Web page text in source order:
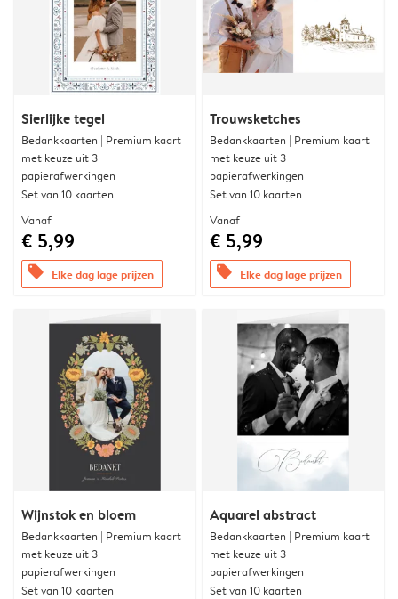
Sierlijke tegel
Bedankkaarten | Premium kaart
met keuze uit 3
papierafwerkingen
Set van 10 kaarten
Vanaf
€ 5,99
offers Elke dag lage prijzen
Trouwsketches
Bedankkaarten | Premium kaart
met keuze uit 3
papierafwerkingen
Set van 10 kaarten
Vanaf
€ 5,99
offers Elke dag lage prijzen
Wijnstok en bloem
Bedankkaarten | Premium kaart
met keuze uit 3
papierafwerkingen
Set van 10 kaarten
Aquarel abstract
Bedankkaarten | Premium kaart
met keuze uit 3
papierafwerkingen
Set van 10 kaarten